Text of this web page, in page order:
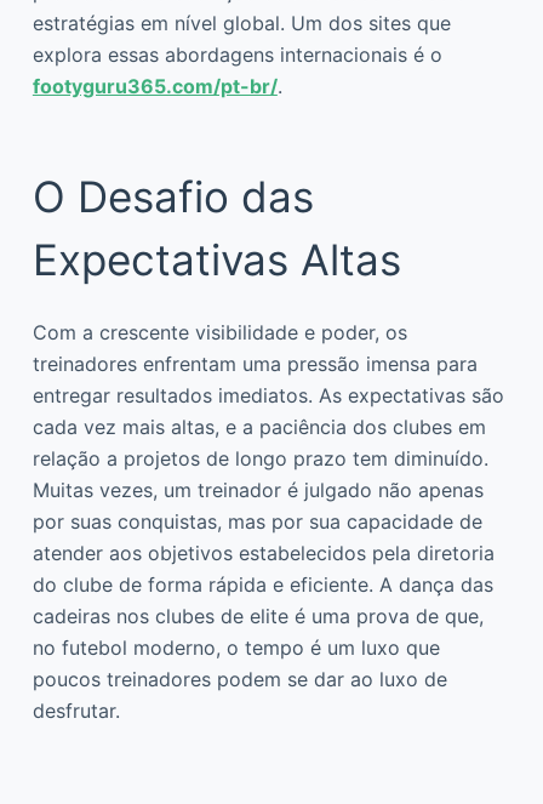
estratégias em nível global. Um dos sites que
explora essas abordagens internacionais é o
footyguru365.com/pt-br/.
O Desafio das
Expectativas Altas
Com a crescente visibilidade e poder, os
treinadores enfrentam uma pressão imensa para
entregar resultados imediatos. As expectativas são
cada vez mais altas, e a paciência dos clubes em
relação a projetos de longo prazo tem diminuído.
Muitas vezes, um treinador é julgado não apenas
por suas conquistas, mas por sua capacidade de
atender aos objetivos estabelecidos pela diretoria
do clube de forma rápida e eficiente. A dança das
cadeiras nos clubes de elite é uma prova de que,
no futebol moderno, o tempo é um luxo que
poucos treinadores podem se dar ao luxo de
desfrutar.